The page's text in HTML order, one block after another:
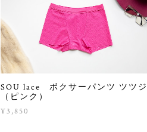
SOU lace ボクサーパンツ ツツジ
（ピンク）
¥3,850